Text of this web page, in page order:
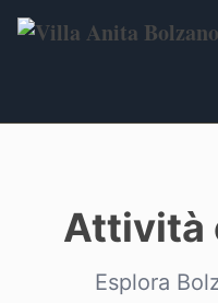
Info
Services
Attività
Esplora